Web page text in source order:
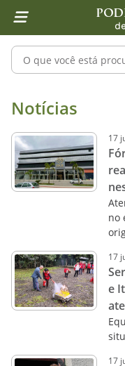
1 Ir para o conteúdo
2 Ir para a ferramenta
4 Ir para o menu
5 Ir para a pesquisa
6 Ir para o rodapé
7 Ir para a página
Pesquisar no
Notícias -
Notícias
17
no
17
e
17